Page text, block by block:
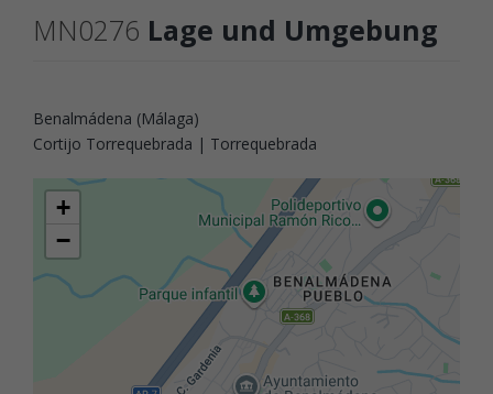
MN0276 Lage und Umgebung
Benalmádena (Málaga)
Cortijo Torrequebrada | Torrequebrada
+
−